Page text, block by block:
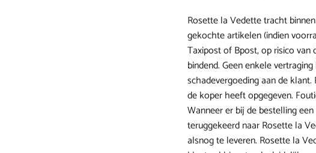
Rosette la Vedette tracht
gekochte artikelen (indien
Taxipost of Bpost, op risico
bindend. Geen enkele
schadevergoeding aan de
de koper heeft opgegeven.
Wanneer er bij de bestelling
teruggekeerd naar Rosette la
alsnog te leveren. Rosette la